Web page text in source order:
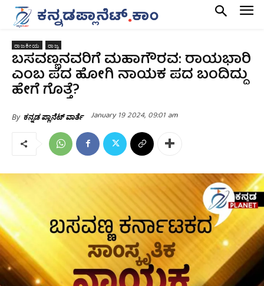
ರಾಜಕೀಯ ರಾಜ್ಯ
ಬಸವಣ್ಣನವರಿಗೆ ಮಹಾಗೌರವ: ರಾಯಭಾರಿ
ಎಂಬ ಪದ ಹೋಗಿ ನಾಯಕ ಪದ ಬಂದಿದ್ದು
ಹೇಗೆ ಗೊತ್ತೆ?
By ಕನ್ನಡ ಪ್ಲಾನೆಟ್ ವಾರ್ತೆ January 19 2024, 09:01 am